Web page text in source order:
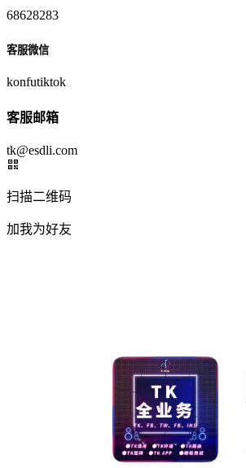
68628283
客服微信
konfutiktok
客服邮箱
tk@esdli.com
扫描二维码
加我为好友